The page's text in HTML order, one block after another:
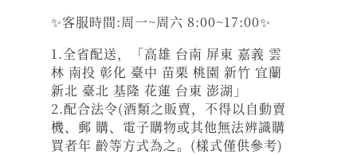
✨客服時間:周一~周六 8:00~17:00✨
1.全省配送，「高雄 台南 屏東 嘉義 雲
林 南投 彰化 臺中 苗栗 桃園 新竹 宜蘭
新北 臺北 基隆 花蓮 台東 澎湖」
2.配合法令(酒類之販賣，不得以自動賣
機、郵 購、電子購物或其他無法辨識購
買者年 齡等方式為之。(樣式僅供參考)